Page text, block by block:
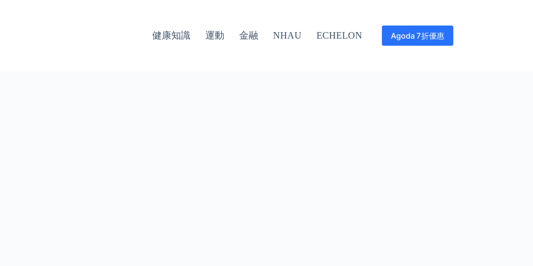
健康知識 運動 金融 NHAU ECHELON Agoda 7折優惠